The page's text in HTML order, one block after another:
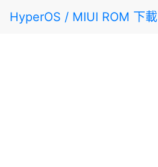
HyperOS / MIUI ROM 下載